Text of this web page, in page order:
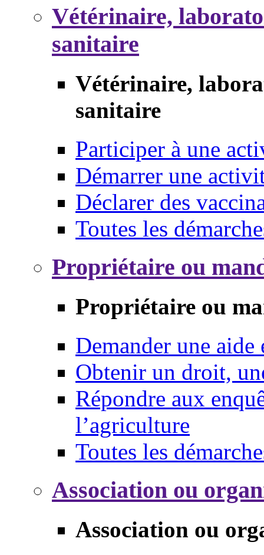
Vétérinaire,
sanitaire
Vétérinaire,
sanitaire
Participer à une
Démarrer une
Déclarer des
Toutes les
Propriétaire ou
Propriétaire ou
Demander une aide
Obtenir un droit,
Répondre aux
l’agriculture
Toutes les
Association ou
Association ou